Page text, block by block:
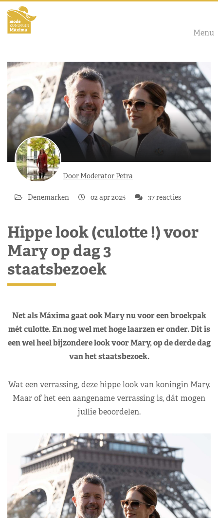
Menu
Door Moderator Petra
Denemarken 02 apr 2025 37 reacties
Hippe look (culotte !) voor
Mary op dag 3
staatsbezoek
Net als Máxima gaat ook Mary nu voor een broekpak
mét culotte. En nog wel met hoge laarzen er onder. Dit is
een wel heel bijzondere look voor Mary, op de derde dag
van het staatsbezoek.
Wat een verrassing, deze hippe look van koningin Mary.
Maar of het een aangename verrassing is, dát mogen
jullie beoordelen.